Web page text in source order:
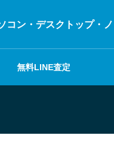
コン・デスクトップ・
無料LINE査定